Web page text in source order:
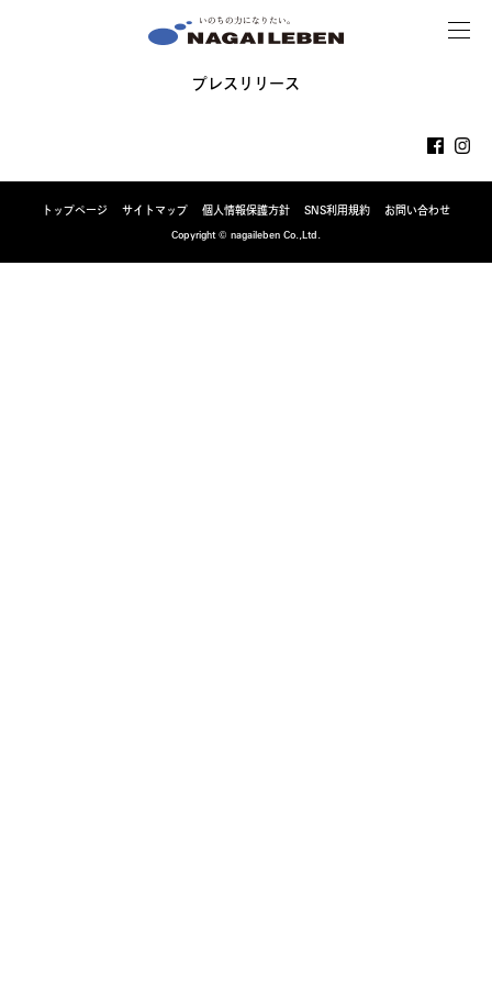
MENU
プレスリリース
トップページ サイトマップ 個人情報保護方針 SNS利用規約
お問い合わせ
Copyright © nagaileben Co.,Ltd.